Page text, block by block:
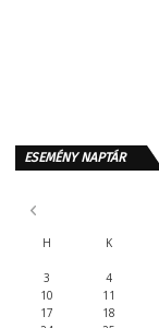
ESEMÉNY NAPTÁR
H K
3
4
10
11
17
18